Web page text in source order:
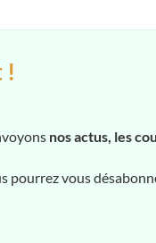
!
nos actus, les
pourrez vous